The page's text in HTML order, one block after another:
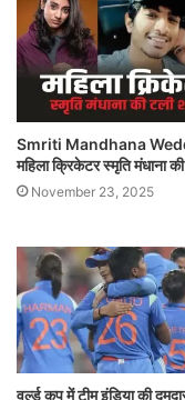
Smriti Mandhana
महिला क्रिकेटर स्मृति मंधाना
November 23, 2025
वर्ल्ड कप में टीम इंडिया की